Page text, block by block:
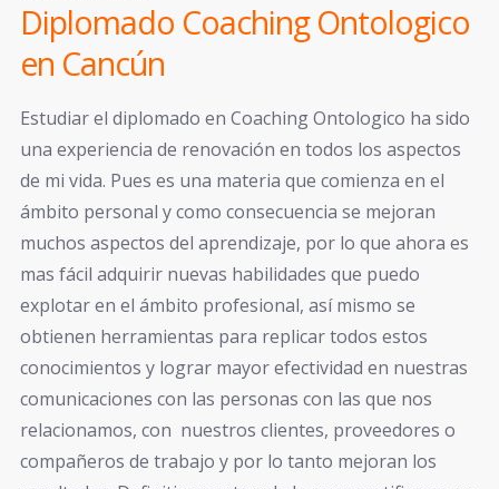
Diplomado Coaching Ontologico
en Cancún
Estudiar el diplomado en Coaching Ontologico ha sido
una experiencia de renovación en todos los aspectos
de mi vida. Pues es una materia que comienza en el
ámbito personal y como consecuencia se mejoran
muchos aspectos del aprendizaje, por lo que ahora es
mas fácil adquirir nuevas habilidades que puedo
explotar en el ámbito profesional, así mismo se
obtienen herramientas para replicar todos estos
conocimientos y lograr mayor efectividad en nuestras
comunicaciones con las personas con las que nos
relacionamos, con nuestros clientes, proveedores o
compañeros de trabajo y por lo tanto mejoran los